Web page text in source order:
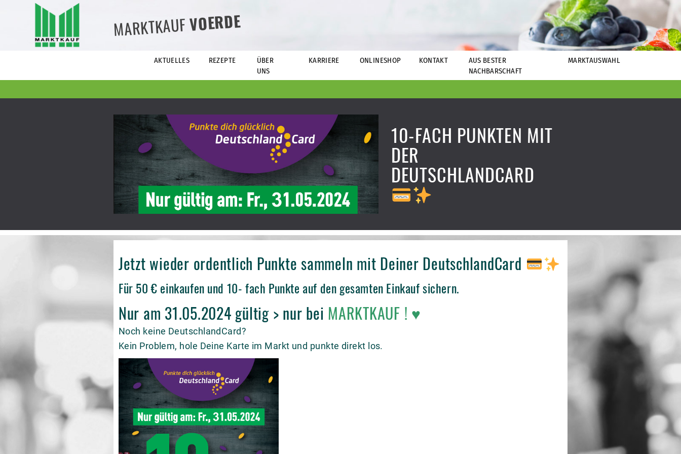
MARKTKAUFVOERDE
AKTUELLES REZEPTE
ÜBER
UNS
KARRIERE ONLINESHOP KONTAKT
AUS BESTER
NACHBARSCHAFT
MARKTAUSWAHL
10-FACH PUNKTEN MIT
DER
DEUTSCHLANDCARD
Jetzt wieder ordentlich Punkte sammeln mit Deiner DeutschlandCard
Für 50 € einkaufen und 10- fach Punkte auf den gesamten Einkauf sichern.
Nur am 31.05.2024 gültig > nur bei MARKTKAUF ! ♥
Noch keine DeutschlandCard?
Kein Problem, hole Deine Karte im Markt und punkte direkt los.